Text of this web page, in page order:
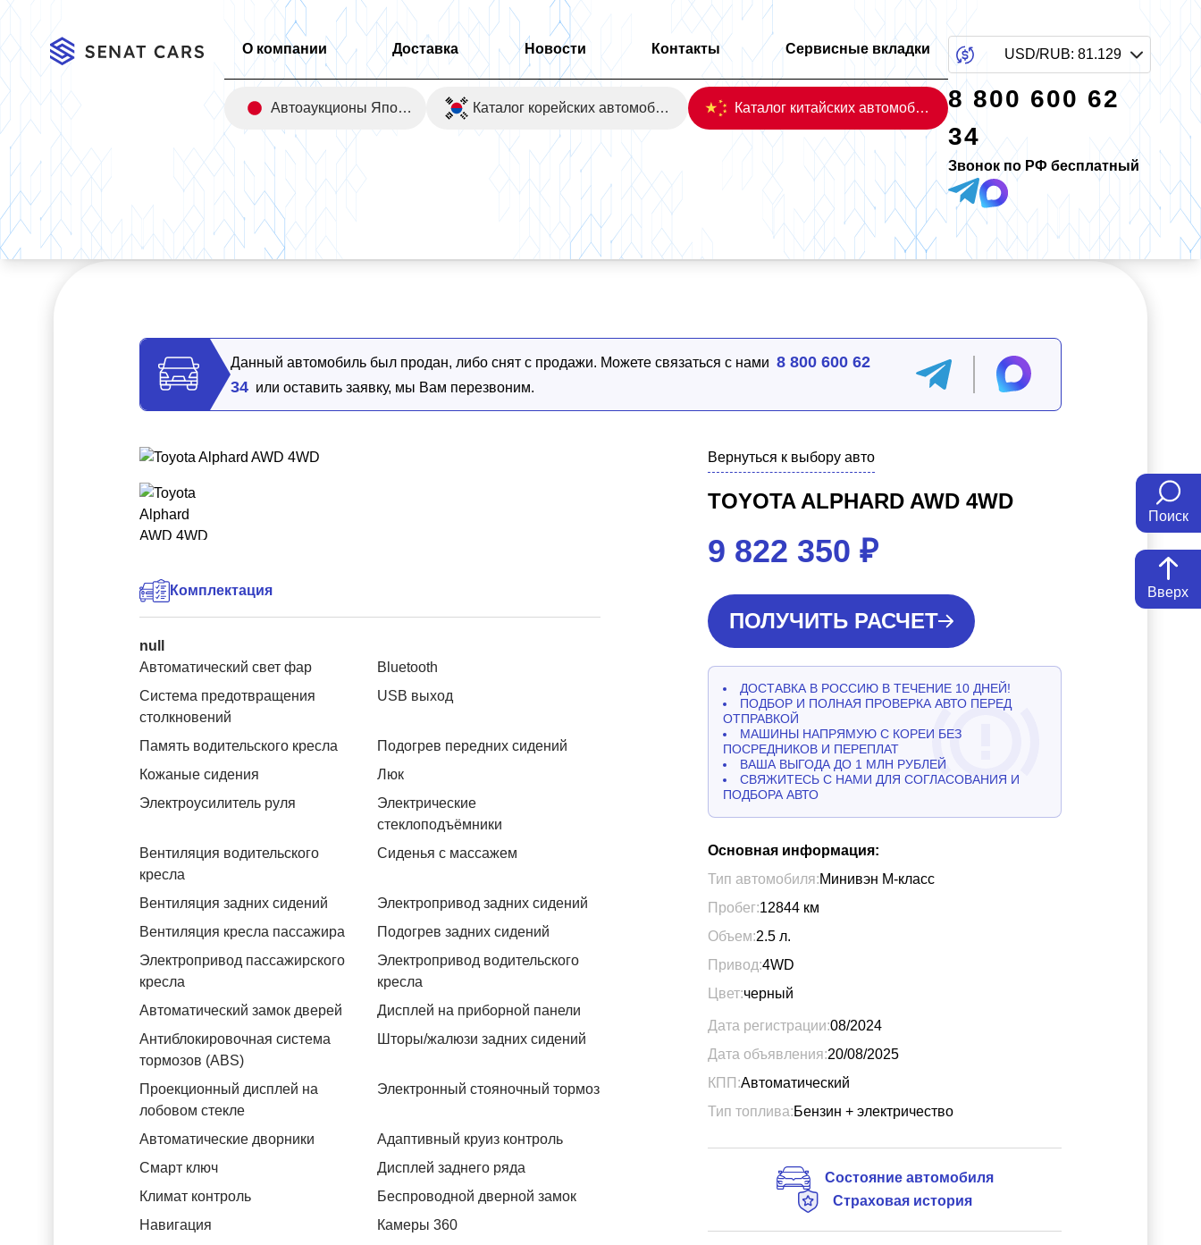
Поиск
Вверх
О компании Доставка Новости Контакты Сервисные вкладки
Автоаукционы Японии Каталог корейских автомобилей Каталог китайских автомобилей
USD/RUB: 81.129
8 800 600 62
34
Звонок по РФ бесплатный
Главная/Каталог Toyota Alphard AWD 4WD
Данный автомобиль был продан, либо снят с продажи. Можете связаться с нами 8 800 600 62
34 или оставить заявку, мы Вам перезвоним.
Комплектация
null
Автоматический свет фар
Bluetooth
Система предотвращения
столкновений
USB выход
Память водительского кресла
Подогрев передних сидений
Кожаные сидения
Люк
Электроусилитель руля
Электрические
стеклоподъёмники
Вентиляция водительского
кресла
Сиденья с массажем
Вентиляция задних сидений
Электропривод задних сидений
Вентиляция кресла пассажира
Подогрев задних сидений
Электропривод пассажирского
кресла
Электропривод водительского
кресла
Автоматический замок дверей
Дисплей на приборной панели
Антиблокировочная система
тормозов (ABS)
Шторы/жалюзи задних сидений
Проекционный дисплей на
лобовом стекле
Электронный стояночный тормоз
Автоматические дворники
Адаптивный круиз контроль
Смарт ключ
Дисплей заднего ряда
Климат контроль
Беспроводной дверной замок
Навигация
Камеры 360
Вернуться к выбору авто
TOYOTA ALPHARD AWD 4WD
9 822 350 ₽
ПОЛУЧИТЬ РАСЧЕТ
ДОСТАВКА В РОССИЮ В ТЕЧЕНИЕ 10 ДНЕЙ!
ПОДБОР И ПОЛНАЯ ПРОВЕРКА АВТО ПЕРЕД
ОТПРАВКОЙ
МАШИНЫ НАПРЯМУЮ С КОРЕИ БЕЗ
ПОСРЕДНИКОВ И ПЕРЕПЛАТ
ВАША ВЫГОДА ДО 1 МЛН РУБЛЕЙ
СВЯЖИТЕСЬ С НАМИ ДЛЯ СОГЛАСОВАНИЯ И
ПОДБОРА АВТО
Основная информация:
Тип автомобиля:Минивэн М-класс
Пробег:12844 км
Объем:2.5 л.
Привод:4WD
Цвет:черный
Дата регистрации:08/2024
Дата объявления:20/08/2025
КПП:Автоматический
Тип топлива:Бензин + электричество
Состояние автомобиля
Страховая история